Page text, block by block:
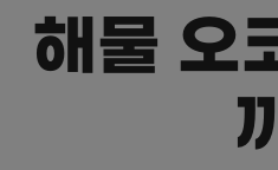
해물 오
끼